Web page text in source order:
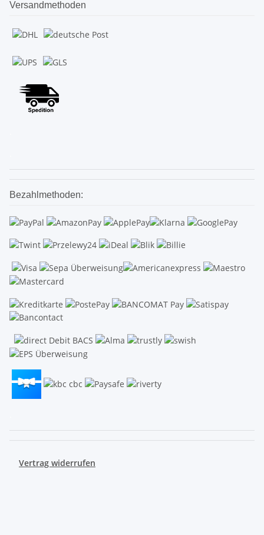
Versandmethoden
Bezahlmethoden:
Vertrag widerrufen